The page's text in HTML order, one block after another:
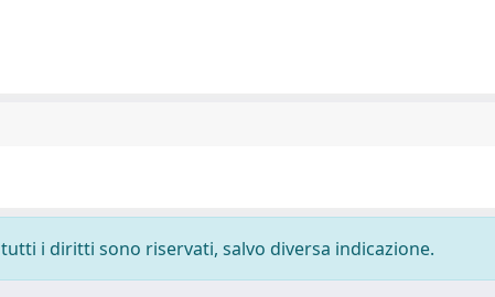
i diritti sono riservati, salvo diversa indicazione.